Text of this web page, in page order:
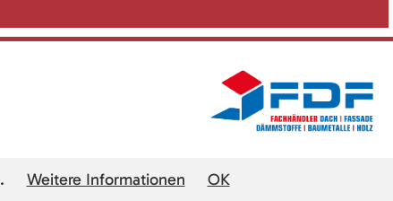
Weitere Informationen OK